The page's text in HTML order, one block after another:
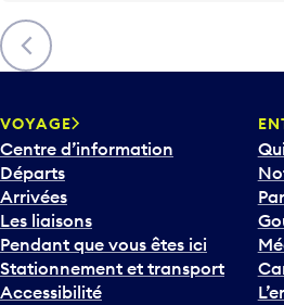
è
c
h
v
e
r
s
l
e
b
a
Précédent
VOYAGE
Centre d’information
Départs
Arrivées
Les liaisons
Pendant que vous êtes ici
Stationnement et transport
Accessibilité